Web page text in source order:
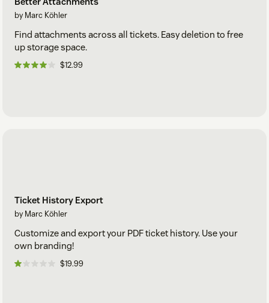
by Marc Köhler
Find attachments across all tickets. Easy deletion to free
up storage space.
$12.99
Ticket History Export
by Marc Köhler
Customize and export your PDF ticket history. Use your
own branding!
$19.99